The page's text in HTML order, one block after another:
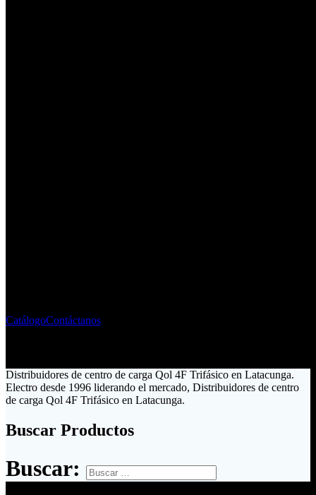
CatálogoContáctanos
Distribuidores de centro de carga Qol 4F Trifásico en Latacunga.
Electro desde 1996 liderando el mercado, Distribuidores de centro
de carga Qol 4F Trifásico en Latacunga.
Buscar Productos
Buscar: